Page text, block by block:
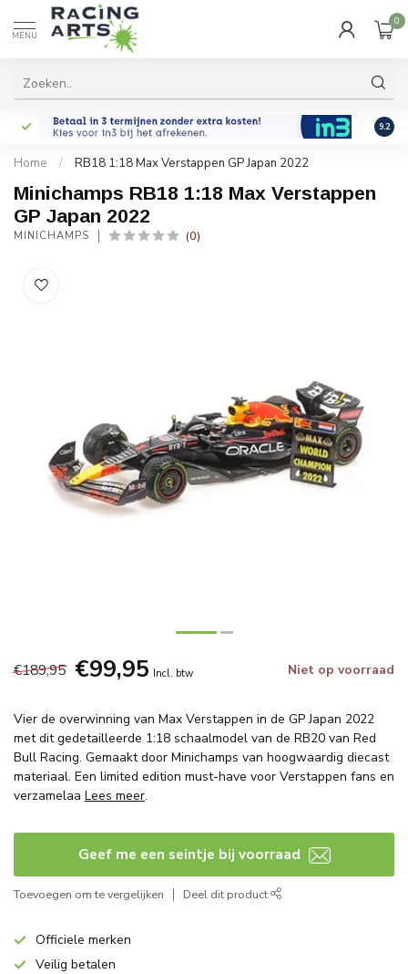
MENU
0
9.2
Home / RB18 1:18 Max Verstappen GP Japan 2022
Minichamps RB18 1:18 Max Verstappen
GP Japan 2022
MINICHAMPS (0)
€189,95 €99,95 Incl. btw Niet op voorraad
Vier de overwinning van Max Verstappen in de GP Japan 2022
met dit gedetailleerde 1:18 schaalmodel van de RB20 van Red
Bull Racing. Gemaakt door Minichamps van hoogwaardig diecast
materiaal. Een limited edition must-have voor Verstappen fans en
verzamelaa Lees meer.
Geef me een seintje bij voorraad
Toevoegen om te vergelijken Deel dit product
Officiele merken
Veilig betalen